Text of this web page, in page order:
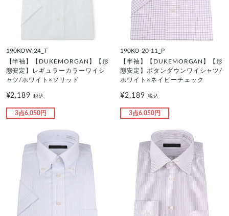
190KOW-24_T
【半袖】【DUKEMORGAN】【形
態安定】レギュラーカラーワイシ
ャツ/ホワイト×ソリッド
¥2,189税込
3点6,050円
190KO-20-11_P
【半袖】【DUKEMORGAN】【形
態安定】ボタンダウンワイシャツ/
ホワイト×ネイビーチェック
¥2,189 税込
3点6,050円